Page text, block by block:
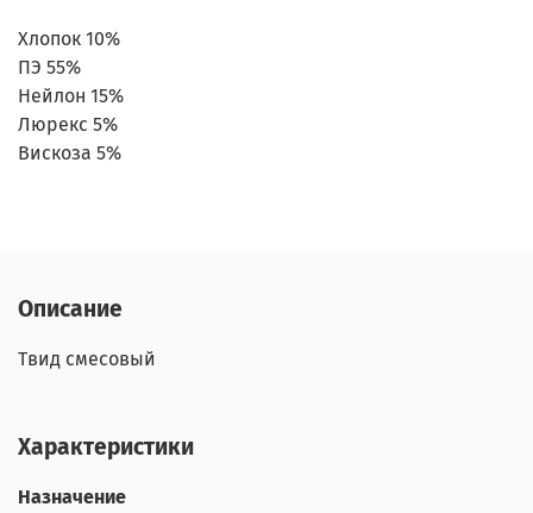
Хлопок 10%
ПЭ 55%
Нейлон 15%
Люрекс 5%
Вискоза 5%
Описание
Твид смесовый
Характеристики
Назначение